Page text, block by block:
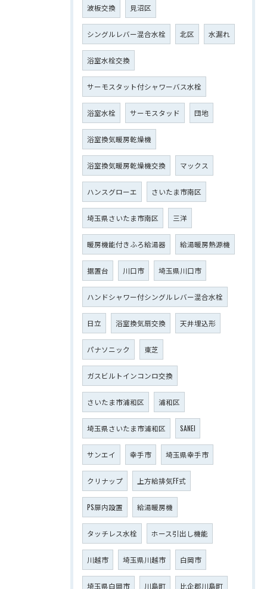
波板交換 見沼区
シングルレバー混合水栓 北区 水漏れ
浴室水栓交換
サーモスタット付シャワーバス水栓
浴室水栓 サーモスタッド 団地
浴室換気暖房乾燥機
浴室換気暖房乾燥機交換 マックス
ハンスグローエ さいたま市南区
埼玉県さいたま市南区 三洋
暖房機能付きふろ給湯器 給湯暖房熱源機
据置台 川口市 埼玉県川口市
ハンドシャワー付シングルレバー混合水栓
日立 浴室換気扇交換 天井埋込形
パナソニック 東芝
ガスビルトインコンロ交換
さいたま市浦和区 浦和区
埼玉県さいたま市浦和区 SANEI
サンエイ 幸手市 埼玉県幸手市
クリナップ 上方給排気FF式
PS扉内設置 給湯暖房機
タッチレス水栓 ホース引出し機能
川越市 埼玉県川越市 白岡市
埼玉県白岡市 川島町 比企郡川島町